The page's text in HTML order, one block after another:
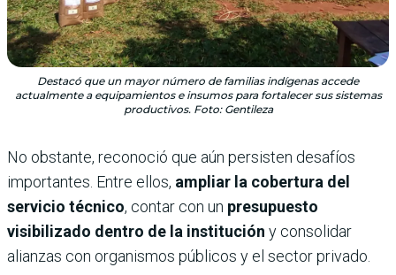
Destacó que un mayor número de familias indígenas accede
actualmente a equipamientos e insumos para fortalecer sus sistemas
productivos. Foto: Gentileza
No obstante, reconoció que aún persisten desafíos
importantes. Entre ellos, ampliar la cobertura del
servicio técnico, contar con un presupuesto
visibilizado dentro de la institución y consolidar
alianzas con organismos públicos y el sector privado.